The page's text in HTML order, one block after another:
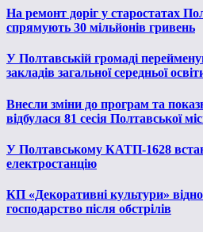
На ремонт доріг у старостатах
спрямують 30 мільйонів гривень
У Полтавській громаді
закладів загальної середньої
Внесли зміни до програм та
відбулася 81 сесія Полтавської
У Полтавському КАТП-1628
електростанцію
КП «Декоративні культури»
господарство після обстрілів